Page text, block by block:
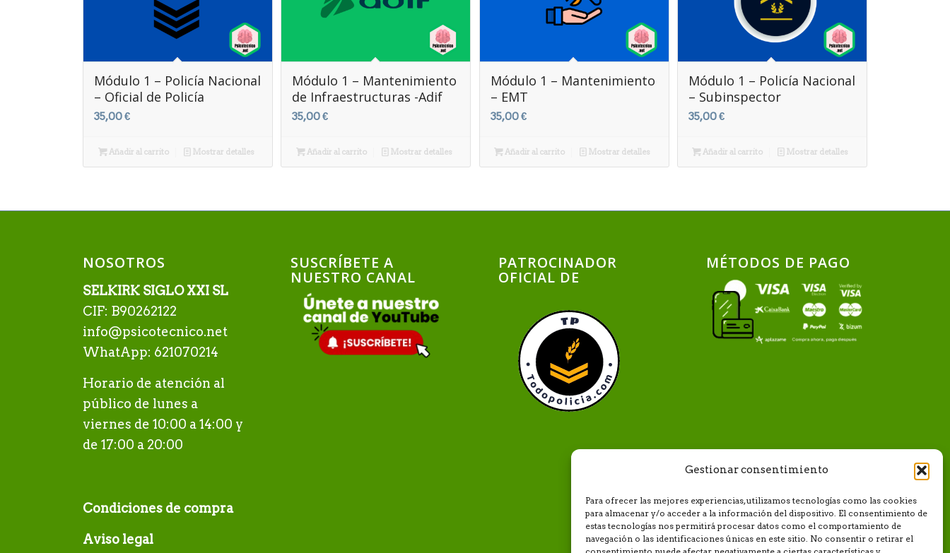
Gestionar consentimiento
Para ofrecer las mejores experiencias, utilizamos tecnologías como las cookies
para almacenar y/o acceder a la información del dispositivo. El consentimiento de
estas tecnologías nos permitirá procesar datos como el comportamiento de
navegación o las identificaciones únicas en este sitio. No consentir o retirar el
Módulo 1 – Policía Nacional
– Oficial de Policía
35,00€
Añadir al carrito Mostrar detalles
Módulo 1 – Mantenimiento
de Infraestructuras -Adif
35,00€
Añadir al carrito Mostrar detalles
Módulo 1 – Mantenimiento
– EMT
35,00€
Añadir al carrito Mostrar detalles
Módulo 1 – Policía Nacional
– Subinspector
35,00€
Añadir al carrito Mostrar detalles
NOSOTROS
SELKIRK SIGLO XXI SL
CIF: B90262122
info@psicotecnico.net
WhatApp: 621070214
Horario de atención al
público de lunes a
viernes de 10:00 a 14:00 y
de 17:00 a 20:00
Condiciones de compra
Aviso legal
SUSCRÍBETE A
NUESTRO CANAL
PATROCINADOR
OFICIAL DE
MÉTODOS DE PAGO